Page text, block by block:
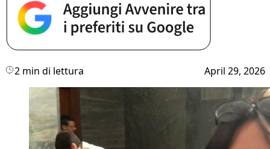
2 min di lettura April 29, 2026